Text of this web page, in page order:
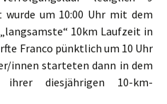
um 10:00 Uhr mit dem
10km Laufzeit in
Franco pünktlich um 10 Uhr
innen starteten dann in dem
ihrer diesjährigen 10-km-